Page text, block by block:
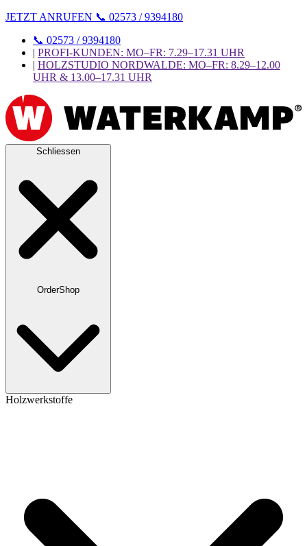
JETZT ANRUFEN 📞 02573 / 9394180
📞 02573 / 9394180
| PROFI-KUNDEN: MO–FR: 7.29–17.31 UHR
| HOLZSTUDIO NORDWALDE: MO–FR: 8.29–12.00
UHR & 13.00–17.31 UHR
Schliessen
OrderShop
Holzwerkstoffe